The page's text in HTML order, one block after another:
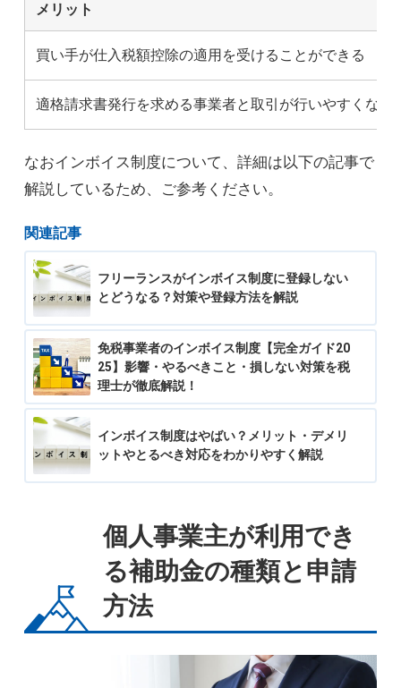
メリット
買い手が仕入税額控除の適用を受けることができる
適格請求書発行を求める事業者と取引が行いやすくなる
なおインボイス制度について、詳細は以下の記事で
解説しているため、ご参考ください。
関連記事
フリーランスがインボイス制度に登録しない
とどうなる？対策や登録方法を解説
免税事業者のインボイス制度【完全ガイド20
25】影響・やるべきこと・損しない対策を税
理士が徹底解説！
インボイス制度はやばい？メリット・デメリ
ットやとるべき対応をわかりやすく解説
個人事業主が利用でき
る補助金の種類と申請
方法